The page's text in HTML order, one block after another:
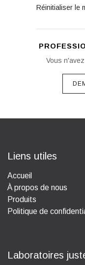
Réinitialiser le
Vous
Liens utiles
Accueil
À propos de nous
Produits
Politique de
Laboratoires